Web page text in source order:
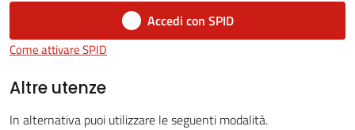
on-
Accedi con SPID
Come attivare SPID
Altre utenze
In alternativa puoi utilizzare le seguenti modalità.